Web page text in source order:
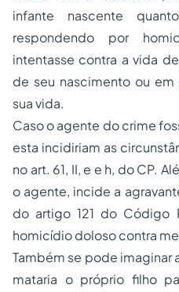
infante nascente
respondendo por
intentasse contra a vida
de seu nascimento ou
sua vida.
Caso o agente do crime
esta incidiriam as
no art. 61, II, e e h, do CP.
o agente, incide a
do artigo 121 do Código
homicídio doloso contra
Também se pode imaginar
mataria o próprio filho